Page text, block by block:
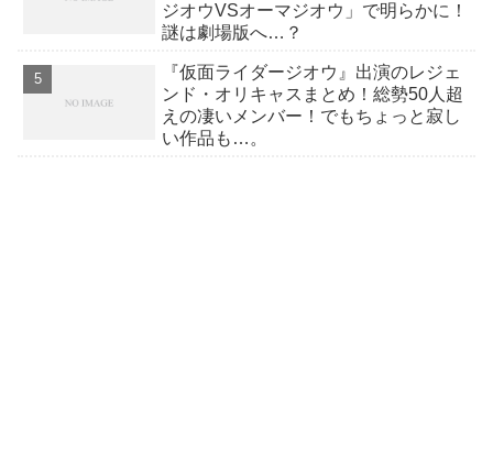
ジオウVSオーマジオウ」で明らかに！
謎は劇場版へ…？
『仮面ライダージオウ』出演のレジェ
ンド・オリキャスまとめ！総勢50人超
えの凄いメンバー！でもちょっと寂し
い作品も…。